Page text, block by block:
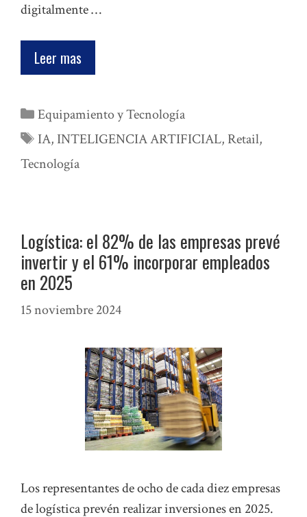
digitalmente …
Leer mas
Categorías
Equipamiento y Tecnología
Etiquetas
IA, INTELIGENCIA ARTIFICIAL, Retail,
Tecnología
Logística: el 82% de las empresas prevé
invertir y el 61% incorporar empleados
en 2025
15 noviembre 2024
Los representantes de ocho de cada diez empresas
de logística prevén realizar inversiones en 2025.